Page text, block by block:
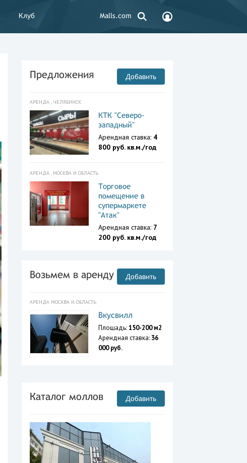
Клуб Malls.com
Предложения Добавить
АРЕНДА , ЧЕЛЯБИНСК
КТК "Северо-
западный"
Арендная ставка: 4
800 руб. кв.м./год
АРЕНДА , МОСКВА И ОБЛАСТЬ
Торговое
помещение в
супермаркете
"Атак"
Арендная ставка: 7
200 руб. кв.м./год
Возьмем в аренду Добавить
АРЕНДА МОСКВА И ОБЛАСТЬ
Вкусвилл
Площадь:150-200 м2
Арендная ставка: 36
000 руб.
Каталог моллов Добавить